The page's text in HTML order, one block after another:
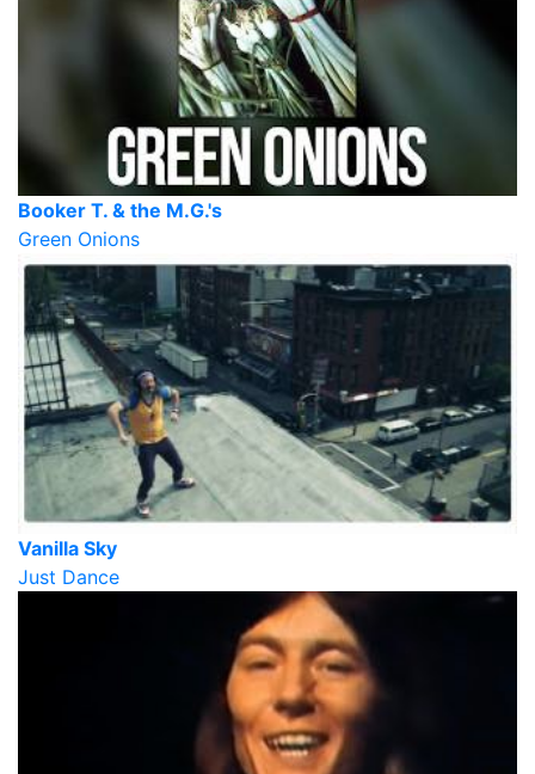
Booker T. & the M.G.'s
Green Onions
Vanilla Sky
Just Dance